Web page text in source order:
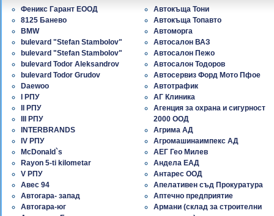
Феникс Гарант ЕООД
8125 Банево
BMW
bulevard "Stefan Stambolov"
bulevard "Stefan Stambolov"
bulevard Todor Aleksandrov
bulevard Todor Grudov
Daewoo
I РПУ
II РПУ
III РПУ
INTERBRANDS
IV РПУ
McDonald`s
Rayon 5-ti kilometar
V РПУ
Авес 94
Автогара- запад
Автогара-юг
Автокъща Тони
Автокъща Топавто
Автоморга
Автосалон ВАЗ
Автосалон Пежо
Автосалон Тодоров
Автосервиз Форд Мото Пфое
Автотрафик
АГ Клиника
Агенция за охрана и сигурност
2000 ООД
Агрима АД
Агромашинаимпекс АД
АЕГ Гео Милев
Андела ЕАД
Антарес ООД
Апелативен съд Прокуратура
Аптечно предприятие
Армани (склад за строителни